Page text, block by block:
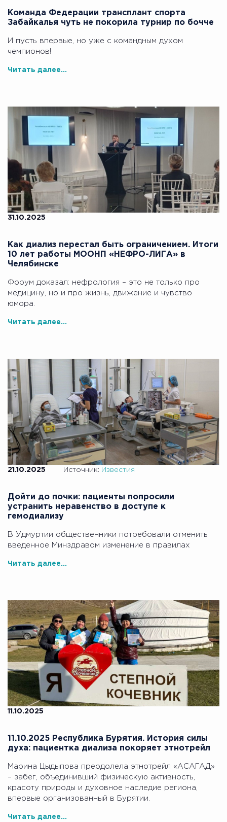
Команда Федерации трансплант спорта
Забайкалья чуть не покорила турнир по бочче
И пусть впервые, но уже с командным духом
чемпионов!
Читать далее...
31.10.2025
Как диализ перестал быть ограничением. Итоги
10 лет работы МООНП «НЕФРО-ЛИГА» в
Челябинске
Форум доказал: нефрология – это не только про
медицину, но и про жизнь, движение и чувство
юмора.
Читать далее...
21.10.2025 Источник: Известия
Дойти до почки: пациенты попросили
устранить неравенство в доступе к
гемодиализу
В Удмуртии общественники потребовали отменить
введенное Минздравом изменение в правилах
Читать далее...
11.10.2025
11.10.2025 Республика Бурятия. История силы
духа: пациентка диализа покоряет этнотрейл
Марина Цыдыпова преодолела этнотрейл «АСАГАД»
– забег, объединивший физическую активность,
красоту природы и духовное наследие региона,
впервые организованный в Бурятии.
Читать далее...